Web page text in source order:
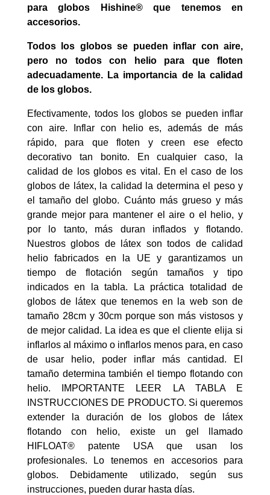
para globos Hishine® que tenemos en
accesorios.
Todos los globos se pueden inflar con aire,
pero no todos con helio para que floten
adecuadamente. La importancia de la calidad
de los globos.
Efectivamente, todos los globos se pueden inflar
con aire. Inflar con helio es, además de más
rápido, para que floten y creen ese efecto
decorativo tan bonito. En cualquier caso, la
calidad de los globos es vital. En el caso de los
globos de látex, la calidad la determina el peso y
el tamaño del globo. Cuánto más grueso y más
grande mejor para mantener el aire o el helio, y
por lo tanto, más duran inflados y flotando.
Nuestros globos de látex son todos de calidad
helio fabricados en la UE y garantizamos un
tiempo de flotación según tamaños y tipo
indicados en la tabla. La práctica totalidad de
globos de látex que tenemos en la web son de
tamaño 28cm y 30cm porque son más vistosos y
de mejor calidad. La idea es que el cliente elija si
inflarlos al máximo o inflarlos menos para, en caso
de usar helio, poder inflar más cantidad. El
tamaño determina también el tiempo flotando con
helio. IMPORTANTE LEER LA TABLA E
INSTRUCCIONES DE PRODUCTO. Si queremos
extender la duración de los globos de látex
flotando con helio, existe un gel llamado
HIFLOAT® patente USA que usan los
profesionales. Lo tenemos en accesorios para
globos. Debidamente utilizado, según sus
instrucciones, pueden durar hasta días.